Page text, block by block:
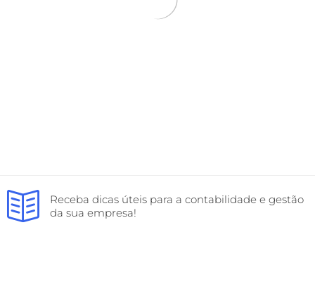
Receba dicas úteis para a contabilidade e gestão
da sua empresa!